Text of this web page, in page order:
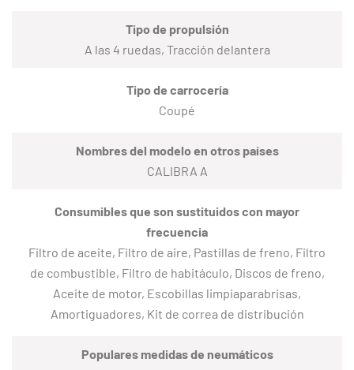
Tipo de propulsión
A las 4 ruedas, Tracción delantera
Tipo de carrocería
Coupé
Nombres del modelo en otros países
CALIBRA A
Consumibles que son sustituidos con mayor
frecuencia
Filtro de aceite, Filtro de aire, Pastillas de freno, Filtro
de combustible, Filtro de habitáculo, Discos de freno,
Aceite de motor, Escobillas limpiaparabrisas,
Amortiguadores, Kit de correa de distribución
Populares medidas de neumáticos